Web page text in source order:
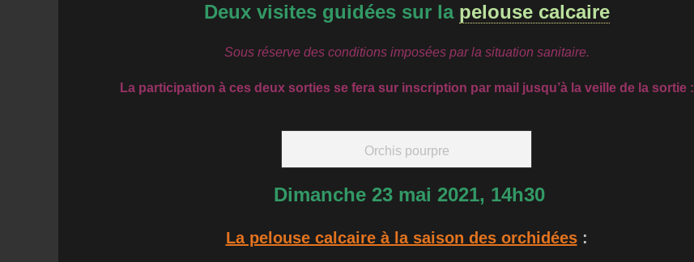
Deux visites guidées sur la pelouse calcaire
Sous réserve des conditions imposées par la situation sanitaire.
La participation à ces deux sorties se fera sur inscription par mail jusqu’à la veille de la sortie :
Orchis pourpre
Dimanche 23 mai 2021, 14h30
La pelouse calcaire à la saison des orchidées: